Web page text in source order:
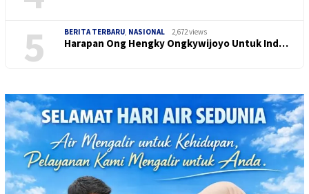
5 BERITA TERBARU, NASIONAL 2,672 views
Harapan Ong Hengky Ongkywijoyo Untuk Ind…